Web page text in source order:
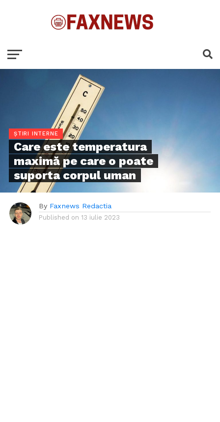
ȘTIRI INTERNE
Care este temperatura
maximă pe care o poate
suporta corpul uman
By Faxnews Redactia
Published on 13 iulie 2023